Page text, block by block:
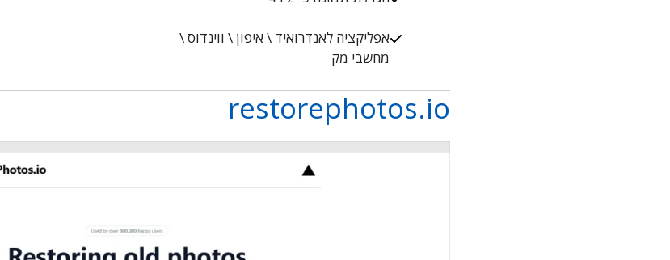
אפליקציה לאנדרואיד \ איפון \ ווינדוס \
מחשבי מק
restorephotos.io